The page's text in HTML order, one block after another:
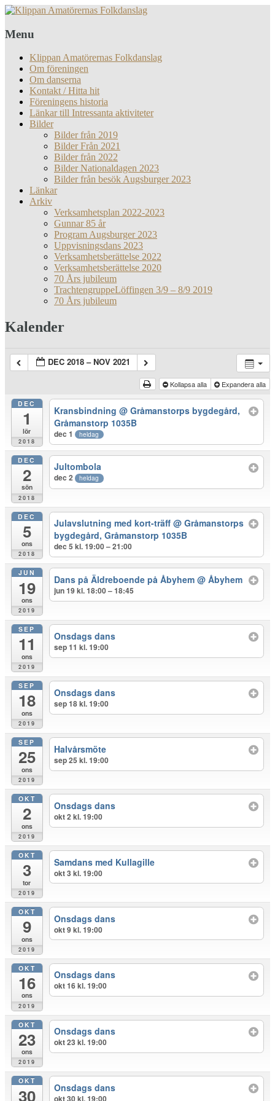
Menu
Klippan Amatörernas Folkdanslag
Om föreningen
Om danserna
Kontakt / Hitta hit
Föreningens historia
Länkar till Intressanta aktiviteter
Bilder
Bilder från 2019
Bilder Från 2021
Bilder från 2022
Bilder Nationaldagen 2023
Bilder från besök Augsburger 2023
Länkar
Arkiv
Verksamhetsplan 2022-2023
Gunnar 85 år
Program Augsburger 2023
Uppvisningsdans 2023
Verksamhetsberättelse 2022
Verksamhetsberättelse 2020
70 Års jubileum
TrachtengruppeLöffingen 3/9 – 8/9 2019
70 Års jubileum
Kalender
DEC 2018 – NOV 2021
Kollapsa alla Expandera alla
DEC
1
lör
2018
Kransbindning@ Gråmanstorps bygdegård,
Gråmanstorp 1035B
dec 1 heldag
DEC
2
sön
2018
Jultombola
dec 2 heldag
DEC
5
ons
2018
Julavslutning med kort-träff@ Gråmanstorps
bygdegård, Gråmanstorp 1035B
dec 5 kl. 19:00 – 21:00
JUN
19
ons
2019
Dans på Äldreboende på Åbyhem@ Åbyhem
jun 19 kl. 18:00 – 18:45
SEP
11
ons
2019
Onsdags dans
sep 11 kl. 19:00
SEP
18
ons
2019
Onsdags dans
sep 18 kl. 19:00
SEP
25
ons
2019
Halvårsmöte
sep 25 kl. 19:00
OKT
2
ons
2019
Onsdags dans
okt 2 kl. 19:00
OKT
3
tor
2019
Samdans med Kullagille
okt 3 kl. 19:00
OKT
9
ons
2019
Onsdags dans
okt 9 kl. 19:00
OKT
16
ons
2019
Onsdags dans
okt 16 kl. 19:00
OKT
23
ons
2019
Onsdags dans
okt 23 kl. 19:00
OKT
30 Onsdags dans
okt 30 kl. 19:00